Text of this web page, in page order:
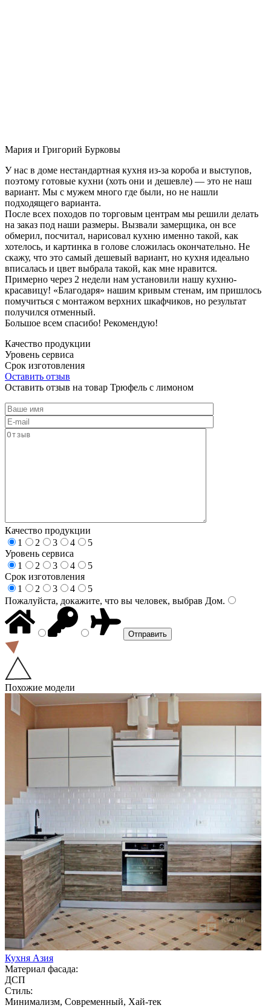
Мария и Григорий Бурковы
У нас в доме нестандартная кухня из-за короба и выступов,
поэтому готовые кухни (хоть они и дешевле) — это не наш
вариант. Мы с мужем много где были, но не нашли
подходящего варианта.
После всех походов по торговым центрам мы решили делать
на заказ под наши размеры. Вызвали замерщика, он все
обмерил, посчитал, нарисовал кухню именно такой, как
хотелось, и картинка в голове сложилась окончательно. Не
скажу, что это самый дешевый вариант, но кухня идеально
вписалась и цвет выбрала такой, как мне нравится.
Примерно через 2 недели нам установили нашу кухню-
красавицу! «Благодаря» нашим кривым стенам, им пришлось
помучиться с монтажом верхних шкафчиков, но результат
получился отменный.
Большое всем спасибо! Рекомендую!
Качество продукции
Уровень сервиса
Срок изготовления
Оставить отзыв
Оставить отзыв на товар Трюфель с лимоном
Качество продукции
1
2 3 4
5
Уровень сервиса
1
2 3 4
5
Срок изготовления
1
2 3 4
5
Пожалуйста, докажите, что вы человек, выбрав Дом.
Похожие модели
Кухня Азия
Материал фасада:
ДСП
Стиль:
Минимализм, Современный, Хай-тек